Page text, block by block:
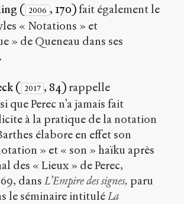
( 2006 , 170)fait également le
« Notations » et
» de Queneau dans ses
( 2017 , 84)rappelle
que Perec n’a jamais fait
à la pratique de la notation
élabore en effet son
» et « son » haïku après
des « Lieux » de Perec,
dans L’Empire des signes, paru
le séminaire intituléLa